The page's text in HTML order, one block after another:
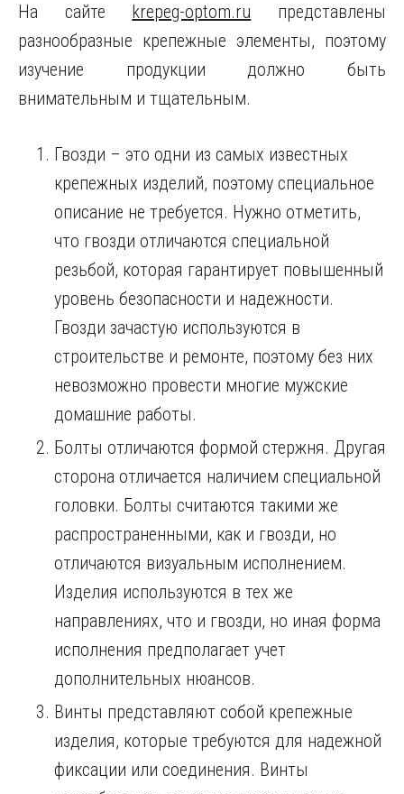
На сайте krepeg-optom.ru представлены
разнообразные крепежные элементы, поэтому
изучение продукции должно быть
внимательным и тщательным.
Гвозди – это одни из самых известных
крепежных изделий, поэтому специальное
описание не требуется. Нужно отметить,
что гвозди отличаются специальной
резьбой, которая гарантирует повышенный
уровень безопасности и надежности.
Гвозди зачастую используются в
строительстве и ремонте, поэтому без них
невозможно провести многие мужские
домашние работы.
Болты отличаются формой стержня. Другая
сторона отличается наличием специальной
головки. Болты считаются такими же
распространенными, как и гвозди, но
отличаются визуальным исполнением.
Изделия используются в тех же
направлениях, что и гвозди, но иная форма
исполнения предполагает учет
дополнительных нюансов.
Винты представляют собой крепежные
изделия, которые требуются для надежной
фиксации или соединения. Винты